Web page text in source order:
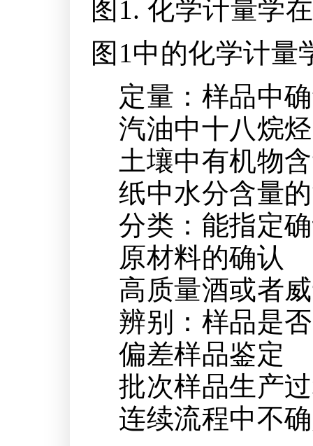
图1. 化学计量学
图1中的化学计量
定量：样品中
汽油中十八烷
土壤中有机物
纸中水分含量
分类：能指定
原材料的确认
高质量酒或者
辨别：样品是
偏差样品鉴定
批次样品生产
连续流程中不